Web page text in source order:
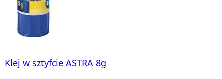
Klej w sztyfcie ASTRA 8g